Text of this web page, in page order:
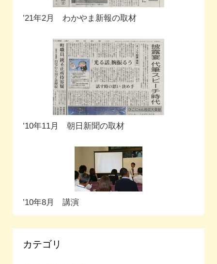
’21年2月 わかやま新報の取材
’10年11月 朝日新聞の取材
’10年8月 講演
カテゴリ